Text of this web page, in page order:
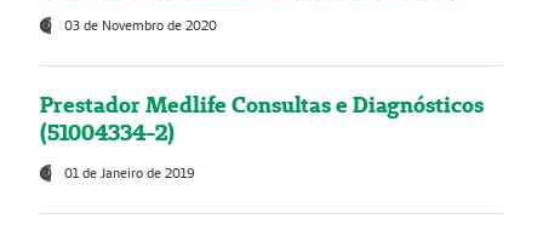
03 de Novembro de 2020
Prestador Medlife Consultas e Diagnósticos
(51004334-2)
01 de Janeiro de 2019